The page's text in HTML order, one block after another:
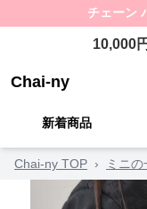
チェーン
10,000
Chai-ny
新着商品
Chai-ny TOP › ミニの